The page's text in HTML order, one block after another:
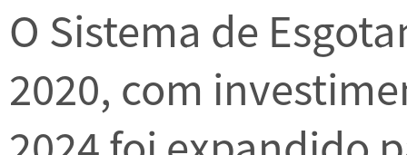
O Sistema de
2020, com